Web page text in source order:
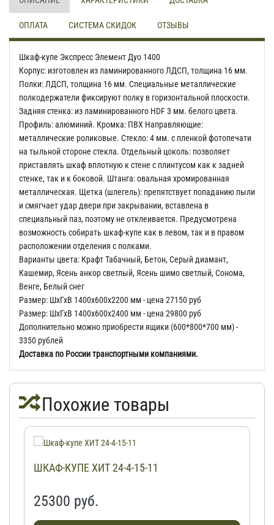
ОПЛАТА СИСТЕМА СКИДОК ОТЗЫВЫ
Шкаф-купе Экспресс Элемент Дуо 1400
Корпус: изготовлен из ламинированного ЛДСП, толщина 16 мм.
Полки: ЛДСП, толщина 16 мм. Специальные металлические
полкодержатели фиксируют полку в горизонтальной плоскости.
Задняя стенка: из ламинированного HDF 3 мм. белого цвета.
Профиль: алюминий. Кромка: ПВХ Направляющие:
металлические роликовые. Стекло: 4 мм. с пленкой фотопечати
на тыльной стороне стекла. Отдельный цоколь: позволяет
приставлять шкаф вплотную к стене с плинтусом как к задней
стенке, так и к боковой. Штанга: овальная хромированная
металлическая. Щетка (шлегель): препятствует попаданию пыли
и смягчает удар двери при закрывании, вставлена в
специальный паз, поэтому не отклеивается. Предусмотрена
возможность собирать шкаф-купе как в левом, так и в правом
расположении отделения с полками.
Варианты цвета: Крафт Табачный, Бетон, Серый диамант,
Кашемир, Ясень анкор светлый, Ясень шимо светлый, Сонома,
Венге, Белый снег
Размер: ШхГхВ 1400х600х2200 мм - цена 27150 руб
Размер: ШхГхВ 1400х600х2400 мм - цена 29800 руб
Дополнительно можно приобрести ящики (600*800*700 мм) -
3350 рублей
Доставка по России транспортными компаниями.
Похожие товары
ШКАФ-КУПЕ ХИТ 24-4-15-11
25300 руб.